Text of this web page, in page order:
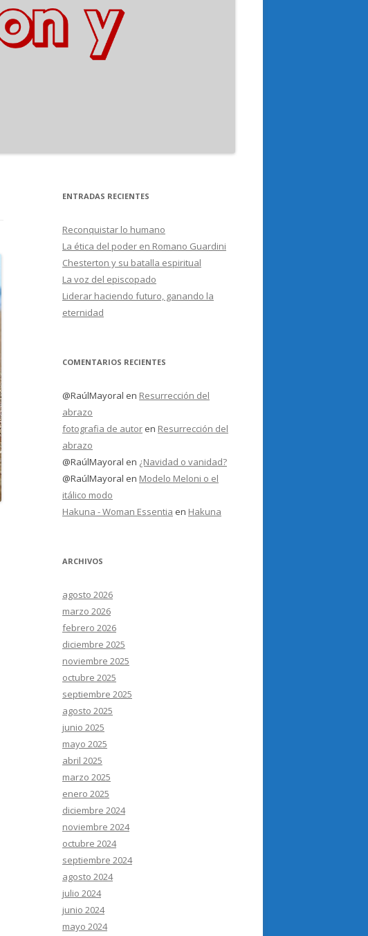
ENTRADAS RECIENTES
Reconquistar lo humano
La ética del poder en Romano Guardini
Chesterton y su batalla espiritual
La voz del episcopado
Liderar haciendo futuro, ganando la
eternidad
COMENTARIOS RECIENTES
@RaúlMayoral en Resurrección del
abrazo
fotografia de autor en Resurrección del
abrazo
@RaúlMayoral en ¿Navidad o vanidad?
@RaúlMayoral en Modelo Meloni o el
itálico modo
Hakuna - Woman Essentia en Hakuna
ARCHIVOS
agosto 2026
marzo 2026
febrero 2026
diciembre 2025
noviembre 2025
octubre 2025
septiembre 2025
agosto 2025
junio 2025
mayo 2025
abril 2025
marzo 2025
enero 2025
diciembre 2024
noviembre 2024
octubre 2024
septiembre 2024
agosto 2024
julio 2024
junio 2024
mayo 2024